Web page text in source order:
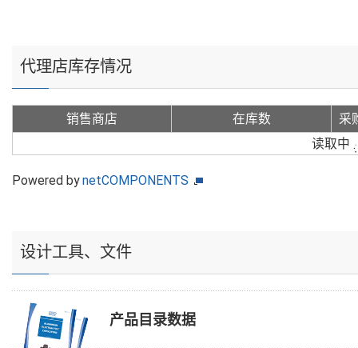
代理店库存情况
销售商店 在库数
采
读取中
Powered bynetCOMPONENTS
设计工具、文件
产品目录数据